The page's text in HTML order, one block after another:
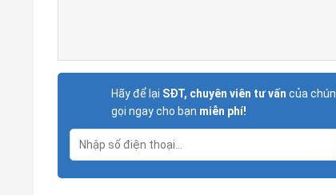
Hãy để lại SĐT, chuyên viên tư vấn của
gọi ngay cho bạn miễn phí!